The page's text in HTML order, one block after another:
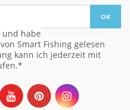
und habe
von Smart Fishing gelesen
kann ich jederzeit mit